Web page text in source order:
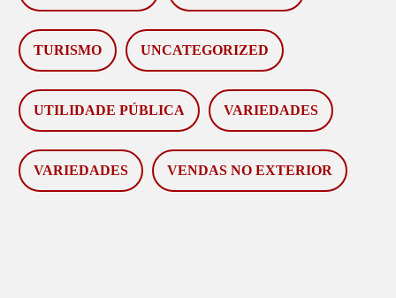
TURISMO UNCATEGORIZED
UTILIDADE PÚBLICA VARIEDADES
VARIEDADES VENDAS NO EXTERIOR